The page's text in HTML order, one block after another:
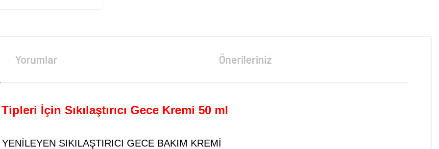
Yorumlar Önerileriniz
İçin Sıkılaştırıcı Gece Kremi 50 ml
SIKILAŞTIRICI GECE BAKIM KREMİ